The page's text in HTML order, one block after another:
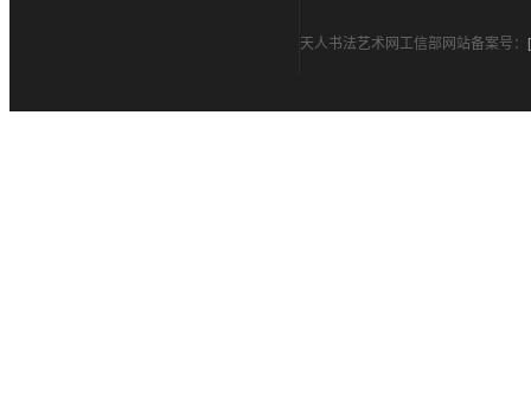
天人书法艺术网工信部网站备案号：